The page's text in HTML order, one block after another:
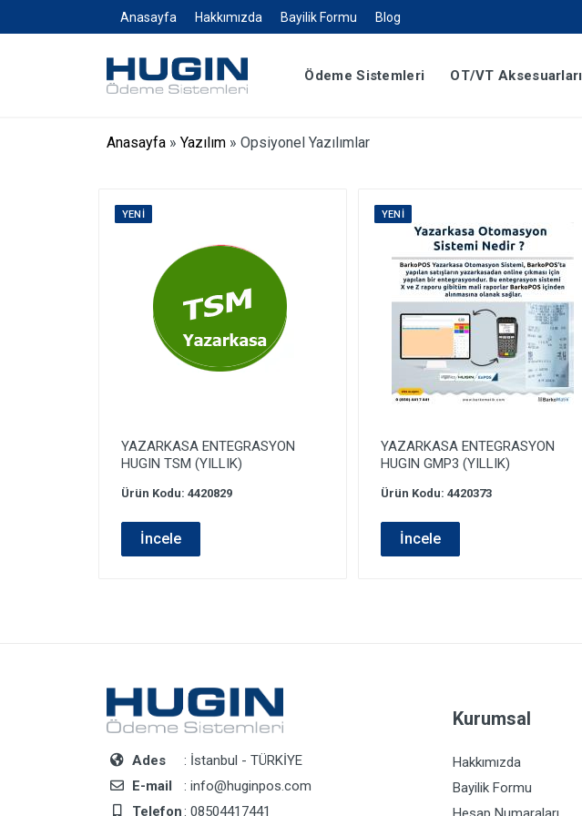
Anasayfa Hakkımızda Bayilik Formu Blog
Ödeme Sistemleri OT/VT Aksesuarları
Anasayfa » Yazılım » Opsiyonel Yazılımlar
YENI
YAZARKASA ENTEGRASYON
HUGIN TSM (YILLIK)
Ürün Kodu: 4420829
İncele
YENI
YAZARKASA ENTEGRASYON
HUGIN GMP3 (YILLIK)
Ürün Kodu: 4420373
İncele
Ades
: İstanbul - TÜRKİYE
E-mail
: info@huginpos.com
Telefon: 08504417441
Kurumsal
Hakkımızda
Bayilik Formu